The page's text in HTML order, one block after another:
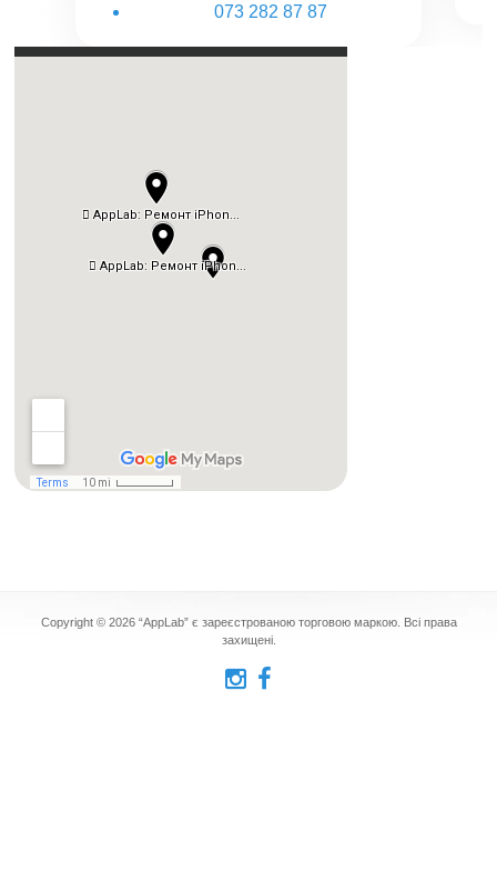
073 282 87 87
Copyright © 2026 “AppLab” є зареєстрованою торговою маркою. Всі права
захищені.